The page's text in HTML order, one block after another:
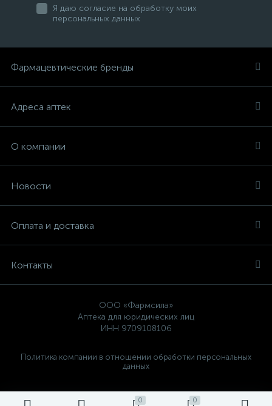
0 0
Я даю согласие на обработку моих
персональных данных
Фармацевтические бренды
Адреса аптек
О компании
Новости
Оплата и доставка
Контакты
ООО «Фармсила»
Аптека для юридических лиц
ИНН 9709108106
Политика компании в отношении обработки персональных
данных